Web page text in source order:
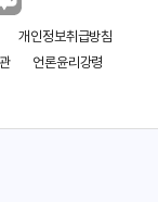
맨: 퍼블릭
개인정보취급방침
언론윤리강령